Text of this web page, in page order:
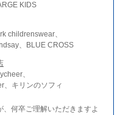
KIDS
childrenswear、
、BLUE CROSS
、
、キリンのソフィ
何卒ご理解いただきますよ